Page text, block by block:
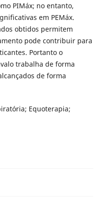
PIMáx; no entanto,
em PEMáx.
obtidos permitem
pode contribuir para
Portanto o
trabalha de forma
de forma
Equoterapia;